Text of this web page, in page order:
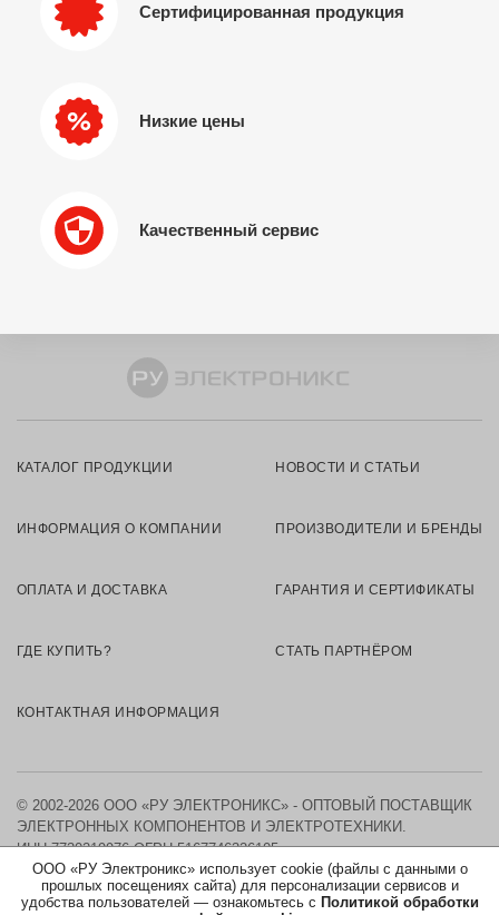
Сертифицированная продукция
Низкие цены
Качественный сервис
ООО «РУ Электроникс» использует cookie (файлы с данными о
прошлых посещениях сайта) для персонализации сервисов и
удобства пользователей — ознакомьтесь с Политикой обработки
КАТАЛОГ ПРОДУКЦИИ НОВОСТИ И СТАТЬИ
ИНФОРМАЦИЯ О КОМПАНИИ ПРОИЗВОДИТЕЛИ И БРЕНДЫ
ОПЛАТА И ДОСТАВКА ГАРАНТИЯ И СЕРТИФИКАТЫ
ГДЕ КУПИТЬ? СТАТЬ ПАРТНЁРОМ
КОНТАКТНАЯ ИНФОРМАЦИЯ
© 2002-2026 ООО «РУ ЭЛЕКТРОНИКС» - ОПТОВЫЙ ПОСТАВЩИК
ЭЛЕКТРОННЫХ КОМПОНЕНТОВ И ЭЛЕКТРОТЕХНИКИ.
ИНН 7730219976 ОГРН 5167746326105
КАРТА САЙТА